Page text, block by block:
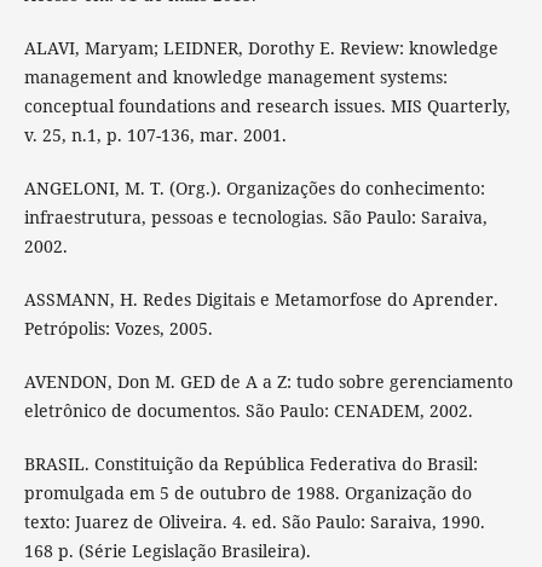
ALAVI, Maryam; LEIDNER, Dorothy E. Review: knowledge
management and knowledge management systems:
conceptual foundations and research issues. MIS Quarterly,
v. 25, n.1, p. 107-136, mar. 2001.
ANGELONI, M. T. (Org.). Organizações do conhecimento:
infraestrutura, pessoas e tecnologias. São Paulo: Saraiva,
2002.
ASSMANN, H. Redes Digitais e Metamorfose do Aprender.
Petrópolis: Vozes, 2005.
AVENDON, Don M. GED de A a Z: tudo sobre gerenciamento
eletrônico de documentos. São Paulo: CENADEM, 2002.
BRASIL. Constituição da República Federativa do Brasil:
promulgada em 5 de outubro de 1988. Organização do
texto: Juarez de Oliveira. 4. ed. São Paulo: Saraiva, 1990.
168 p. (Série Legislação Brasileira).